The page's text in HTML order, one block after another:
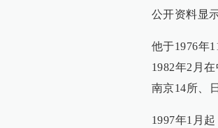
公开资料显
他于1976年
1982年2月
南京14所、
1997年1月